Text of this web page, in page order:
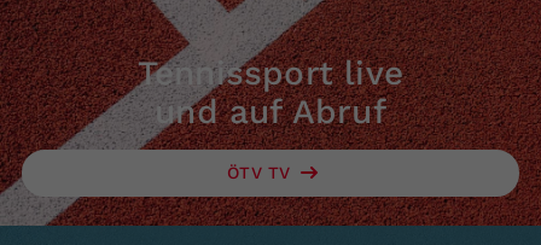
Tennissport live
und auf Abruf
ÖTV TV